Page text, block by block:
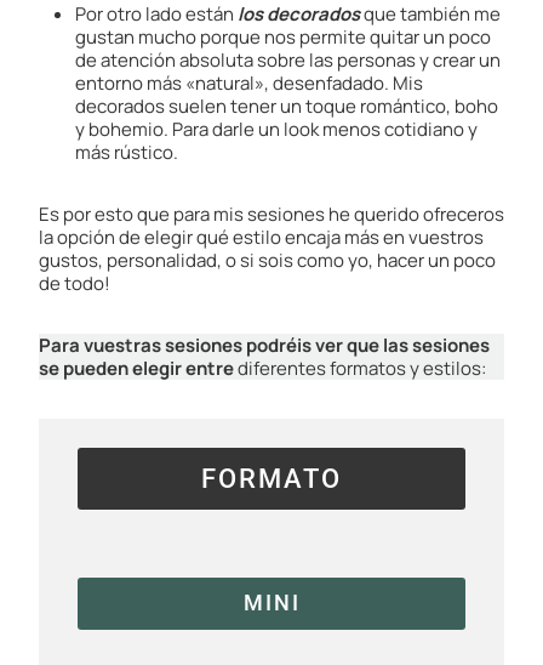
Por otro lado están los decoradosque también me
gustan mucho porque nos permite quitar un poco
de atención absoluta sobre las personas y crear un
entorno más «natural», desenfadado. Mis
decorados suelen tener un toque romántico, boho
y bohemio. Para darle un look menos cotidiano y
más rústico.
Es por esto que para mis sesiones he querido ofreceros
la opción de elegir qué estilo encaja más en vuestros
gustos, personalidad, o si sois como yo, hacer un poco
de todo!
Para vuestras sesiones podréis ver que las sesiones
se pueden elegir entrediferentes formatos y estilos:
FORMATO
MINI